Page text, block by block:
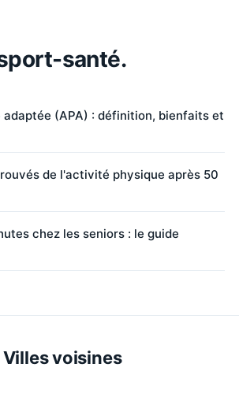
santé.
(APA) : définition, bienfaits et
de l'activité physique après 50
chez les seniors : le guide
Villes voisines